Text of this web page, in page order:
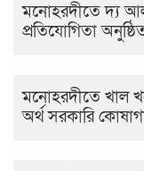
মনোহরদীতে দ্য
প্রতিযোগিতা
মনোহরদীতে খাল
অর্থ সরকারি